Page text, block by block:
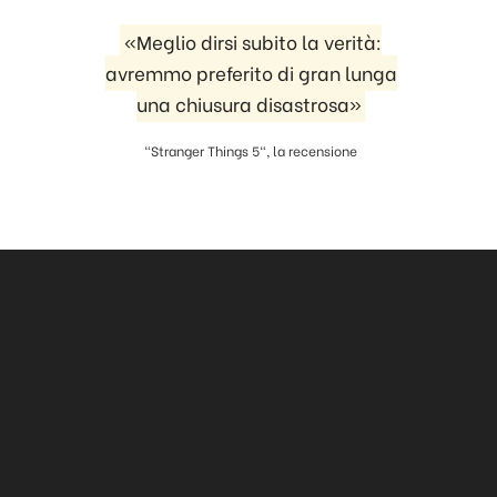
«Meglio dirsi subito la verità:
avremmo preferito di gran lunga
una chiusura disastrosa»
"Stranger Things 5", la recensione